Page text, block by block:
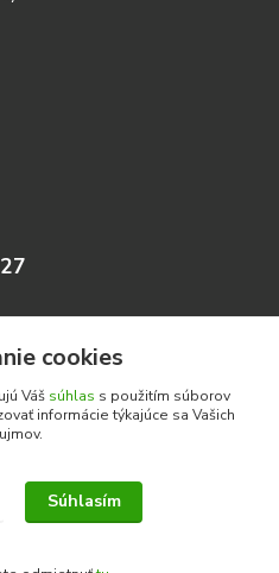
AkvaShop s.r.o. • IBAN:
cookies
Váš súhlas s použitím súborov
informácie týkajúce sa Vašich
Súhlasím